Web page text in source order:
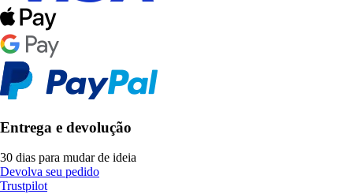
Entrega e devolução
30 dias para mudar de ideia
Devolva seu pedido
Trustpilot